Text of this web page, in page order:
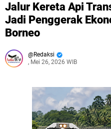
Jalur Kereta Api
Jadi Penggerak
Borneo
Redaksi
, Mei 26, 2026 WIB